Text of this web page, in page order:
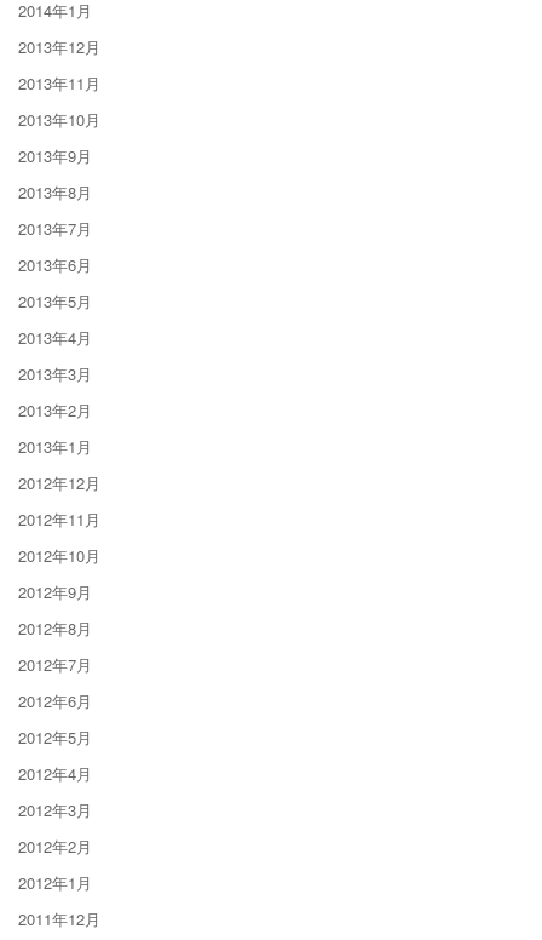
2014年1月
2013年12月
2013年11月
2013年10月
2013年9月
2013年8月
2013年7月
2013年6月
2013年5月
2013年4月
2013年3月
2013年2月
2013年1月
2012年12月
2012年11月
2012年10月
2012年9月
2012年8月
2012年7月
2012年6月
2012年5月
2012年4月
2012年3月
2012年2月
2012年1月
2011年12月